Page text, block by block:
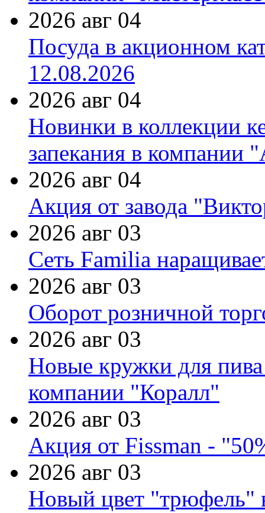
2026 авг 04
Посуда в акционном
12.08.2026
2026 авг 04
Новинки в коллекции
запекания в компании
2026 авг 04
Акция от завода
2026 авг 03
Сеть Familia
2026 авг 03
Оборот розничной
2026 авг 03
Новые кружки для
компании "Коралл"
2026 авг 03
Акция от Fissman -
2026 авг 03
Новый цвет "трюфель"